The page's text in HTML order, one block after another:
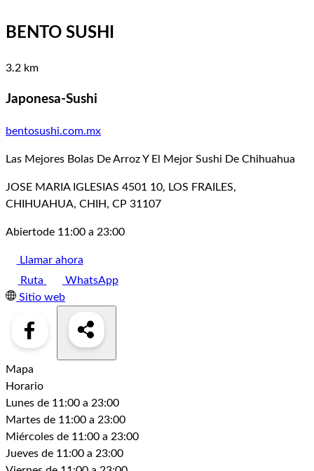
BENTO SUSHI
3.2 km
Japonesa-Sushi
bentosushi.com.mx
Las Mejores Bolas De Arroz Y El Mejor Sushi De Chihuahua
JOSE MARIA IGLESIAS 4501 10, LOS FRAILES,
CHIHUAHUA, CHIH, CP 31107
Abiertode 11:00 a 23:00
Llamar ahora
Ruta
WhatsApp
Sitio web
Mapa
Horario
Lunes de 11:00 a 23:00
Martes de 11:00 a 23:00
Miércoles de 11:00 a 23:00
Jueves de 11:00 a 23:00